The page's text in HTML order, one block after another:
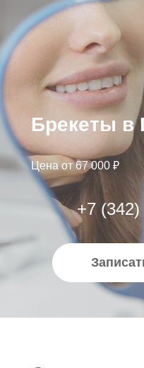
+7
Брекеты в
Цена от 67 000 ₽